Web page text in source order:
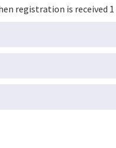
registration is